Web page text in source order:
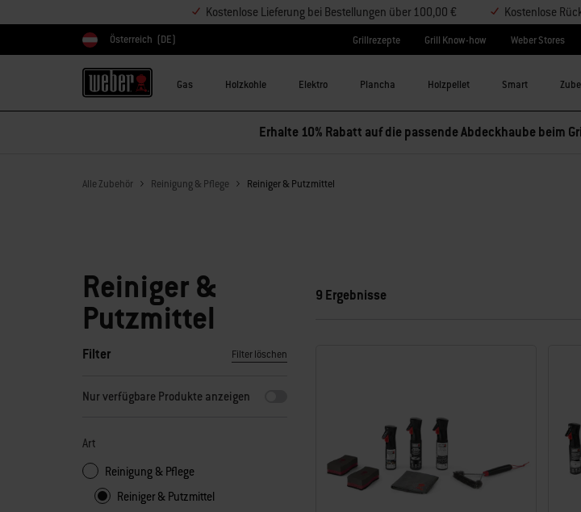
Kostenlose Lieferung bei Bestellungen über 100,00 € Kostenlose
Land auswählen
Österreich (DE) Grillrezepte Grill Know-how Weber Stores
Gas Holzkohle Elektro Plancha Holzpellet Smart
Erhalte 10% Rabatt auf die passende Abdeckhaube beim
Alle Zubehör Reinigung & Pflege Reiniger & Putzmittel
Reiniger &
Putzmittel
Filter
Durch Auswahl eines beliebigen Filters wird die Seite mit neuen Ergebnissen aktualisiert.
Filter löschen
Nur verfügbare Produkte anzeigen
Art
Reinigung & Pflege
Reiniger & Putzmittel
9 Ergebnisse